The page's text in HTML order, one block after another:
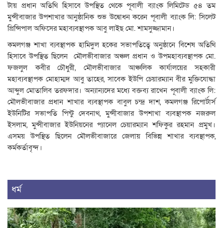
টায় প্রধান অতিথি হিসাবে উপস্থিত থেকে পূবালী ব্যাংক লিমিটেড ৫৪ তম
মুন্সীবাজার উপশাখার আনুষ্ঠানিক শুভ উদ্বোধন করেন পূবালী ব্যাংক লি: সিলেট
প্রিন্সিপাল অফিসের মহাব্যবস্থাপক আবু লাইছ মো. শামসুজ্জামান।
কমলগঞ্জ শাখা ব্যবস্থাপক হামিদুল হকের সভাপতিত্বে অনুষ্ঠানে বিশেষ অতিথি
হিসাবে উপস্থিত ছিলেন মৌলভীবাজার অঞ্চল প্রধান ও উপমহাব্যবস্থাপক মো.
ফজলুল কবীর চৌধুরী, মৌলভীবাজার আঞ্চলিক কার্যালয়ের সহকারী
মহাব্যবস্থাপক মোহাম্মদ আবু তাহের, সাবেক ইউপি চেয়ারম্যান বীর মুক্তিযোদ্ধা
আব্দুল মোতালিব তরফদার। অন্যান্যদের মধ্যে বক্তব্য রাখেন পূবালী ব্যাংক লি:
মৌলভীবাজার প্রধান শাখার ব্যবস্থাপক বাবুল চন্দ্র দাশ, কমলগঞ্জ রিপোর্টার্স
ইউনিটির সভাপতি পিন্টু দেবনাথ, মুন্সীবাজার উপশাখা ব্যবস্থাপক নজরুল
ইসলাম, মুন্সীবাজার ইউনিয়নের প্যানেল চেয়ারম্যান শফিকুর রহমান প্রমুখ।
এসময় উপস্থিত ছিলেন মৌলভীবাজারে জেলায় বিভিন্ন শাখার ব্যবস্থাপক,
কর্মকর্তাবৃন্দ।
ধর্ম